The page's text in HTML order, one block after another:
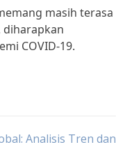
masih terasa
diharapkan
COVID-19.
Analisis Tren dan